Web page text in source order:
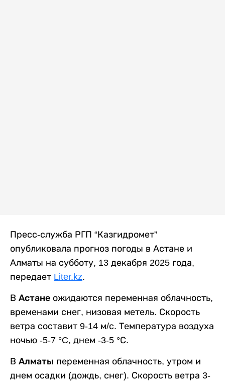
Пресс-служба РГП “Казгидромет”
опубликовала прогноз погоды в Астане и
Алматы на субботу, 13 декабря 2025 года,
передает Liter.kz.
В Астане ожидаются переменная облачность,
временами снег, низовая метель. Скорость
ветра составит 9-14 м/с. Температура воздуха
ночью -5-7 °C, днем -3-5 °С.
В Алматы переменная облачность, утром и
днем осадки (дождь, снег). Скорость ветра 3-